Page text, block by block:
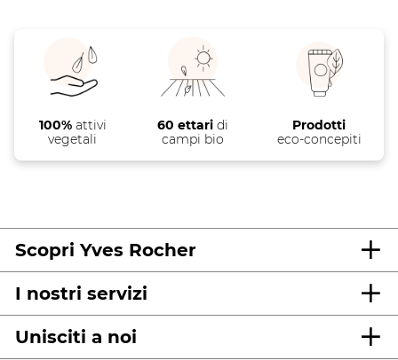
100%attivi
vegetali
60 ettaridi
campi bio
Prodotti
eco-concepiti
Scopri Yves Rocher
I nostri servizi
Unisciti a noi